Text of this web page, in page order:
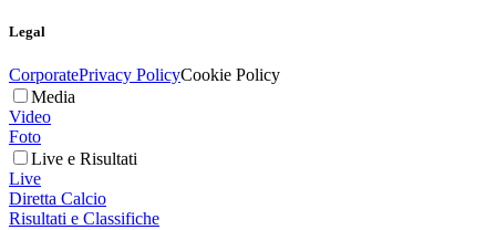
Legal
CorporatePrivacy PolicyCookie Policy
Media
Video
Foto
Live e Risultati
Live
Diretta Calcio
Risultati e Classifiche